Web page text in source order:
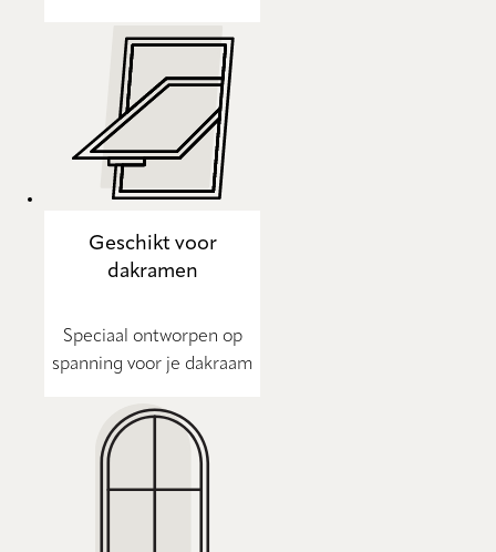
Geschikt voor
dakramen
Speciaal ontworpen op
spanning voor je dakraam